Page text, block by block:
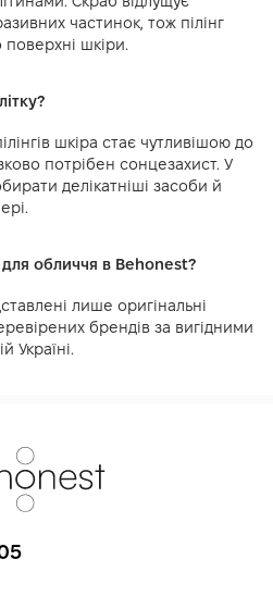
частинок, тож пілінг
поверхні шкіри.
шкіра стає чутливішою до
потрібен сонцезахист. У
делікатніші засоби й
для обличчя в Behonest?
лише оригінальні
брендів за вигідними
Україні.